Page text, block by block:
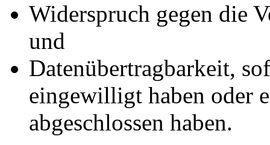
Widerspruch gegen die
und
Datenübertragbarkeit,
eingewilligt haben oder
abgeschlossen haben.